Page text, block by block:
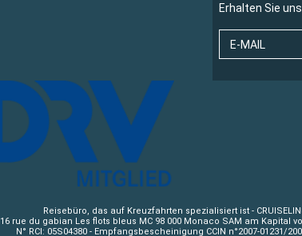
Erhalten Sie
E-MAIL
Reisebüro, das auf Kreuzfahrten spezialisiert ist -
16 rue du gabian Les flots bleus MC 98 000 Monaco SAM am Kapital
N° RCI: 05S04380 - Empfangsbescheinigung CCIN n°2007-01231/